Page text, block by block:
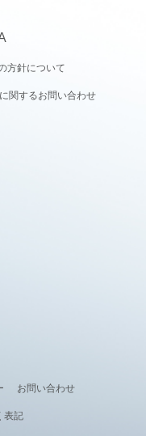
方針について
関するお問い合わせ
お問い合わせ
表記